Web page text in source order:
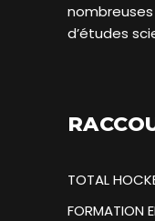
d’études
TOTAL
FORMATION